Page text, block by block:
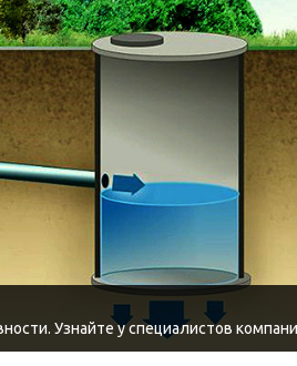
Узнайте у специалистов